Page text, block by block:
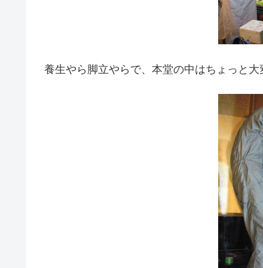
養生やら脚立やらで、本堂の中はちょっと大